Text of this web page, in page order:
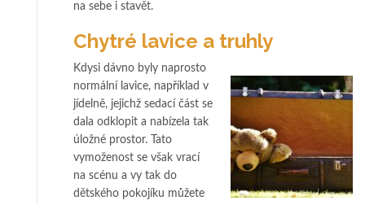
na sebe i stavět.
Chytré lavice a truhly
Kdysi dávno byly naprosto
normální lavice, například v
jídelně, jejichž sedací část se
dala odklopit a nabízela tak
úložné prostor. Tato
vymoženost se však vrací
na scénu a vy tak do
dětského pokojíku můžete